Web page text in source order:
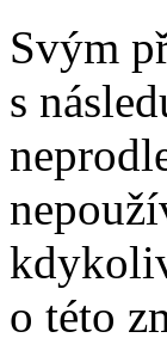
Svým
s
o této